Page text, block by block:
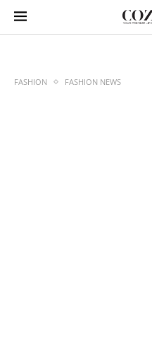
FASHION FASHION NEWS